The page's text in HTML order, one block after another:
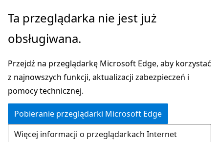
Przejdź
głównej
Ta przeglądarka nie jest już
obsługiwana.
Przejdź na przeglądarkę Microsoft Edge, aby korzystać
z najnowszych funkcji, aktualizacji zabezpieczeń i
pomocy technicznej.
Pobieranie przeglądarki Microsoft Edge
Więcej informacji o przeglądarkach Internet